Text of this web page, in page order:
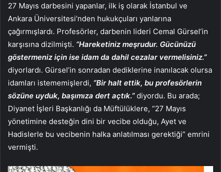
27 Mayıs darbesini yapanlar, ilk iş olarak İstanbul ve
Ankara Üniversitesi’nden hukukçuları yanlarına
çağırmışlardı. Profesörler, darbenin lideri Cemal Gürsel’in
karşısına dizilmişti. “Hareketiniz meşrudur. Gücünüzü
göstermeniz için ise idam da dahil cezalar vermelisiniz.”
diyorlardı. Gürsel’in sonradan dediklerine inanılacak olursa
idamları istememişlerdi, “Bir halt ettik, bu profesörlerin
sözüne uyduk, başımıza dert açtık.”diyordu. Bu arada;
Diyanet İşleri Başkanlığı da Müftülüklere, “27 Mayıs
yönetimine desteğin dini bir vecibe olduğu, Ayet ve
Hadislerle bu vecibenin halka anlatılması gerektiği” emrini
vermişti.